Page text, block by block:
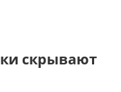
скрывают